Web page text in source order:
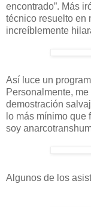
encontrado”. Más
técnico resuelto en
increíblemente
Así luce un
Personalmente,
demostración
lo más mínimo que
soy
Algunos de los